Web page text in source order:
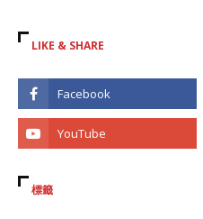
LIKE & SHARE
標籤